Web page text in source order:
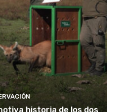
historia de los dos